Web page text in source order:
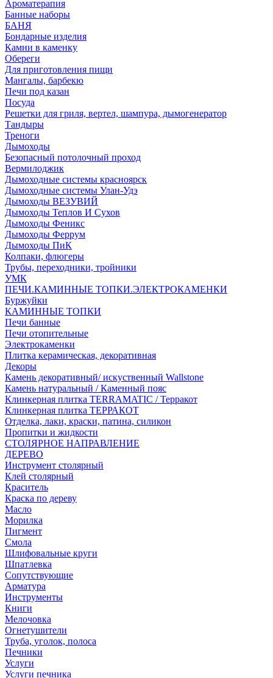
Ароматерапия
Банные наборы
БАНЯ
Бондарные изделия
Камни в каменку
Обереги
Для приготовления пищи
Мангалы, барбекю
Печи под казан
Посуда
Решетки для гриля, вертел, шампура, дымогенератор
Тандыры
Треноги
Дымоходы
Безопасный потолочный проход
Вермилоджик
Дымоходные системы красноярск
Дымоходные системы Улан-Удэ
Дымоходы ВЕЗУВИЙ
Дымоходы Теплов И Сухов
Дымоходы Феникс
Дымоходы Феррум
Дымоходы ПиК
Колпаки, флюгеры
Трубы, переходники, тройники
УМК
ПЕЧИ.КАМИННЫЕ ТОПКИ.ЭЛЕКТРОКАМЕНКИ
Буржуйки
КАМИННЫЕ ТОПКИ
Печи банные
Печи отопительные
Электрокаменки
Плитка керамическая, декоративная
Декоры
Камень декоративный/ искуственный Wallstone
Камень натуральный / Каменный пояс
Клинкерная плитка TERRAMATIC / Терракот
Клинкерная плитка ТЕРРАКОТ
Отделка, лаки, краски, патина, силикон
Пропитки и жидкости
СТОЛЯРНОЕ НАПРАВЛЕНИЕ
ДЕРЕВО
Инструмент столярный
Клей столярный
Краситель
Краска по дереву
Масло
Морилка
Пигмент
Смола
Шлифовальные круги
Шпатлевка
Сопутствующие
Арматура
Инструменты
Книги
Мелочовка
Огнетушители
Труба, уголок, полоса
Печники
Услуги
Услуги печника